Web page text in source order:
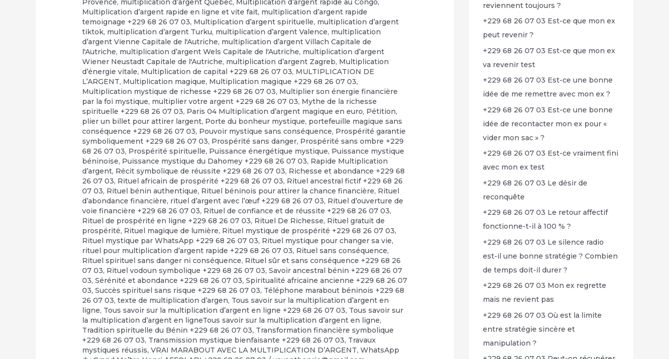
Provence, multiplication d’argent Québec, Multiplication d’argent rapide au Congo,
Multiplication d’argent rapide en ligne et vite fait, multiplication d’argent rapide
temoignage +229 68 26 07 03, Multiplication d’argent spirituelle, multiplication d’argent
tiktok, multiplication d’argent Turku, multiplication d’argent Valence, multiplication
d’argent Vienne Capitale de l'Autriche, multiplication d’argent Villach Capitale de
l'Autriche, multiplication d’argent Wels Capitale de l'Autriche, multiplication d’argent
Wiener Neustadt Capitale de l'Autriche, multiplication d’argent Zagreb, Multiplication
d’énergie vitale, Multiplication de capital +229 68 26 07 03, MULTIPLICATION DE
L’ARGENT, Multiplication magique, Multiplication magique +229 68 26 07 03,
Multiplication mystique de richesse +229 68 26 07 03, Multiplier son énergie financière
par la foi mystique, multiplier votre argent +229 68 26 07 03, Mythe de la richesse
spirituelle +229 68 26 07 03, Paris 04 Multiplication d’argent magique en euro, Pétition,
plier un billet pour attirer largent, Porte du bonheur mystique, portefeuille magique sans
conséquence +229 68 26 07 03, Pouvoir mystique sans conséquence, Prospérité garantie
symboliquement +229 68 26 07 03, Prospérité sans danger, Prospérité sans ombre +229
68 26 07 03, Prospérité spirituelle, Puissance énergétique mystique, Puissance mystique
béninoise, Puissance mystique du Dahomey +229 68 26 07 03, Rapide Multiplication
d’argent, Récit symbolique de réussite +229 68 26 07 03, Richesse et abondance +229 68
26 07 03, Rituel africain de prospérité +229 68 26 07 03, Rituel ancestral fictif +229 68 26
07 03, Rituel bénin authentique, Rituel béninois pour attirer la chance financière, Rituel
d’abondance financière, rituel d’argent avec l’œuf +229 68 26 07 03, Rituel d’ouverture de
voie financière +229 68 26 07 03, Rituel de confiance et de réussite +229 68 26 07 03,
Rituel de prospérité en ligne +229 68 26 07 03, Rituel De Richesse, Rituel gratuit de
prospérité, Rituel magique de lumière, Rituel mystique de prospérité +229 68 26 07 03,
Rituel mystique par WhatsApp +229 68 26 07 03, Rituel mystique pour changer sa vie,
rituel pour multiplication d’argent rapide +229 68 26 07 03, Rituel sans conséquence,
Rituel spirituel sans danger ni conséquence, Rituel sûr et sans conséquence +229 68 26
07 03, Rituel vodoun symbolique +229 68 26 07 03,Savoir ancestral bénin +229 68 26 07
03,Sérénité et abondance +229 68 26 07 03,Spiritualité africaine ancienne +229 68 26 07
03,Succès spirituel sans risque +229 68 26 07 03, Téléphone marabout béninois +229 68
26 07 03,texte de multiplication d’argen, Tous savoir sur la multiplication d’argent en
ligne, Tous savoir sur la multiplication d’argent en ligne +229 68 26 07 03, Tous savoir sur
la multiplication d’argent en ligneTous savoir sur la multiplication d’argent en ligne,
Tradition spirituelle du Bénin +229 68 26 07 03, Transformation financière symbolique
+229 68 26 07 03, Transmission mystique bienfaisante +229 68 26 07 03, Travaux
mystiques réussis,VRAI MARABOUT AVEC LA MULTIPLICATION D’ARGENT,WhatsApp
reviennent toujours ?
+229 68 26 07 03 Est-ce que mon ex
peut revenir ?
+229 68 26 07 03 Est-ce que mon ex
va revenir test
+229 68 26 07 03 Est-ce une bonne
idée de me remettre avec mon ex ?
+229 68 26 07 03 Est-ce une bonne
idée de recontacter mon ex pour «
vider mon sac » ?
+229 68 26 07 03 Est-ce vraiment fini
avec mon ex test
+229 68 26 07 03 Le désir de
reconquête
+229 68 26 07 03 Le retour affectif
fonctionne-t-il à 100 % ?
+229 68 26 07 03 Le silence radio
est-il une bonne stratégie ? Combien
de temps doit-il durer ?
+229 68 26 07 03 Mon ex regrette
mais ne revient pas
+229 68 26 07 03 Où est la limite
entre stratégie sincère et
manipulation ?